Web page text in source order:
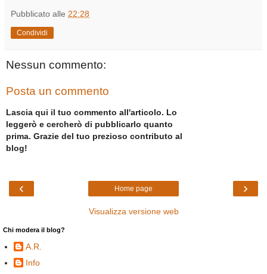
Pubblicato alle 22:28
Condividi
Nessun commento:
Posta un commento
Lascia qui il tuo commento all'articolo. Lo
leggerò e cercherò di pubblicarlo quanto
prima. Grazie del tuo prezioso contributo al
blog!
‹ ›
Home page
Visualizza versione web
Chi modera il blog?
A.R.
Info